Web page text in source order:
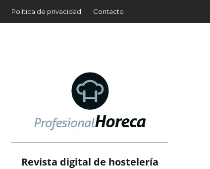
Política de privacidad Contacto
Revista digital de hostelería